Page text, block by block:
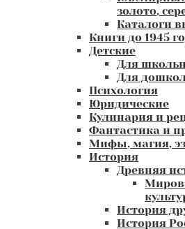
золото,
Каталоги
Книги до 1945
Детские
Для
Для
Психология
Юридические
Кулинария и
Фантастика и
Мифы, магия,
История
Древняя
История
История